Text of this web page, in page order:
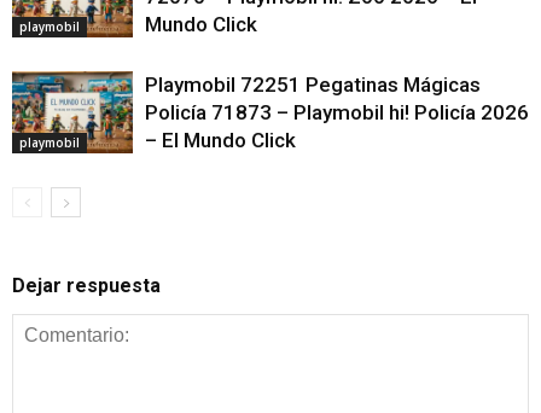
playmobil
Mundo Click
playmobil
Playmobil 72251 Pegatinas Mágicas
Policía 71873 – Playmobil hi! Policía 2026
– El Mundo Click
Dejar respuesta